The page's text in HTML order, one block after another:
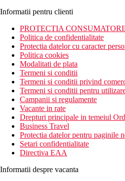
Informatii pentru clienti
PROTECTIA
Politica de confidentialitate
Protectia datelor cu caracter
Politica cookies
Modalitati de plata
Termeni si conditii
Termeni si conditii privind
Termeni si conditii pentru
Campanii si regulamente
Vacante in rate
Drepturi principale in temeiul
Business Travel
Protectia datelor pentru paginile
Setari confidentialitate
Directiva EAA
Informatii despre vacanta